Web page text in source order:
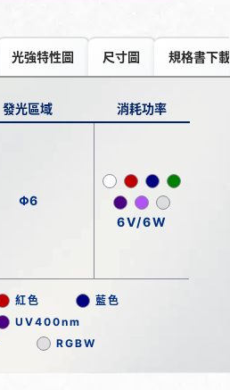
光強特性圖 尺寸圖 規格書下載
發光區域 消耗功率
Φ6
6V/6W
紅色
藍色
UV400nm
RGBW